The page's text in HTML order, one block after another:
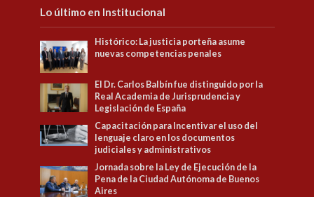
Lo último en Institucional
Histórico: La justicia porteña asume
nuevas competencias penales
El Dr. Carlos Balbín fue distinguido por la
Real Academia de Jurisprudencia y
Legislación de España
Capacitación para Incentivar el uso del
lenguaje claro en los documentos
judiciales y administrativos
Jornada sobre la Ley de Ejecución de la
Pena de la Ciudad Autónoma de Buenos
Aires